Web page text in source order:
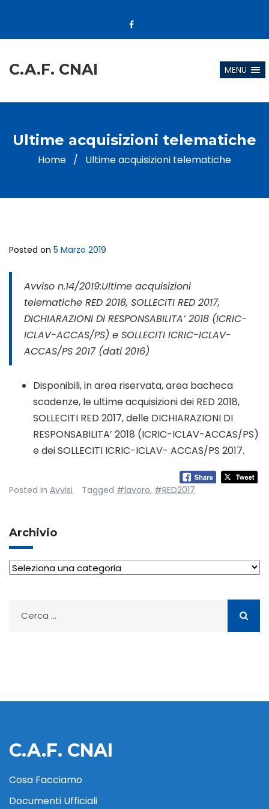
C.A.F. CNAI MENU
Ultime acquisizioni telematiche
Home / Ultime acquisizioni telematiche
Posted on 5 Marzo 2019
Avviso n.14/2019:Ultime acquisizioni
telematiche RED 2018, SOLLECITI RED 2017,
DICHIARAZIONI DI RESPONSABILITA’ 2018 (ICRIC-
ICLAV-ACCAS/PS) e SOLLECITI ICRIC-ICLAV-
ACCAS/PS 2017 (dati 2016)
Disponibili, in area riservata, area bacheca
scadenze, le ultime acquisizioni dei RED 2018,
SOLLECITI RED 2017, delle DICHIARAZIONI DI
RESPONSABILITA’ 2018 (ICRIC-ICLAV-ACCAS/PS)
e dei SOLLECITI ICRIC-ICLAV- ACCAS/PS 2017.
Posted in Avvisi Tagged #lavoro, #RED2017
Archivio
Archivio
per:
C.A.F. CNAI
Cosa Facciamo
Documenti Ufficiali